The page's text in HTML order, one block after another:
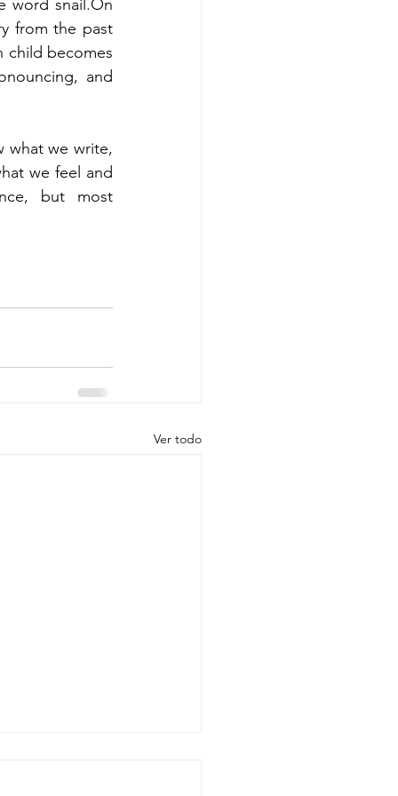
word snail.On
from the past
child becomes
and
what we write,
we feel and
but most
Ver todo